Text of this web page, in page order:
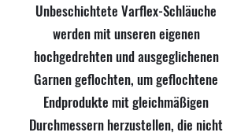
Unbeschichtete Varflex-Schläuche
werden mit unseren eigenen
hochgedrehten und ausgeglichenen
Garnen geflochten, um geflochtene
Endprodukte mit gleichmäßigen
Durchmessern herzustellen, die nicht